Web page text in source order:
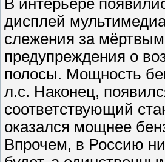
В интерьере
дисплей
слежения за
предупреждения о
полосы. Мощность
л.с. Наконец,
соответствующий
оказался мощнее
Впрочем, в Россию ни